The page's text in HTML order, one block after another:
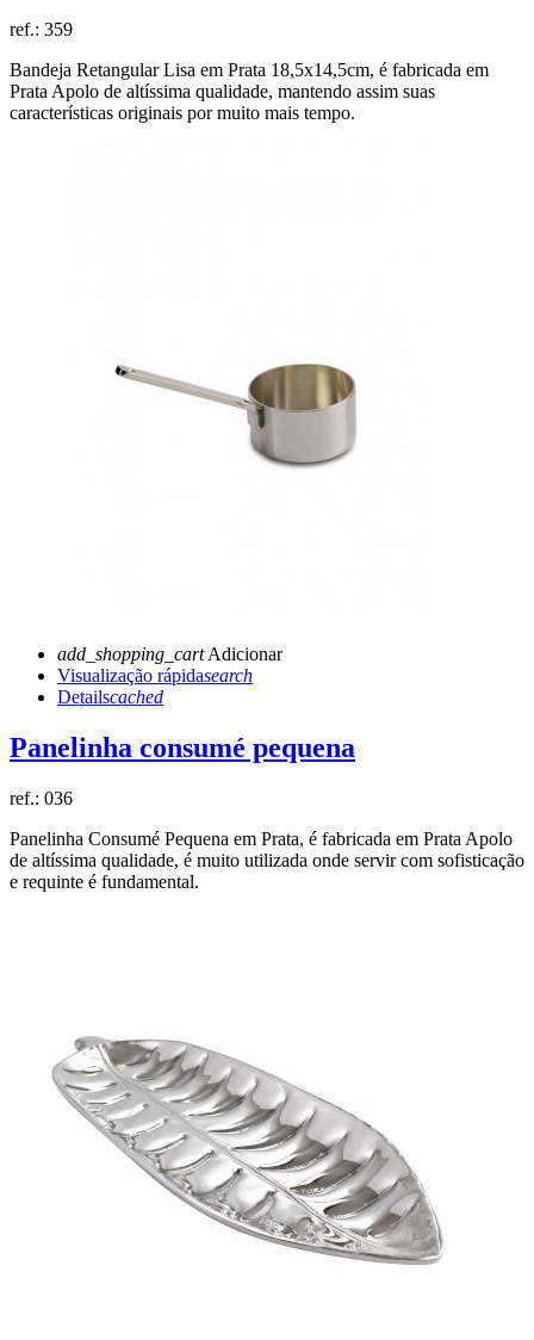
ref.: 359
Bandeja Retangular Lisa em Prata 18,5x14,5cm, é fabricada em
Prata Apolo de altíssima qualidade, mantendo assim suas
características originais por muito mais tempo.
add_shopping_cartAdicionar
Visualização rápidasearch
Detailscached
Panelinha consumé pequena
ref.: 036
Panelinha Consumé Pequena em Prata, é fabricada em Prata Apolo
de altíssima qualidade, é muito utilizada onde servir com sofisticação
e requinte é fundamental.